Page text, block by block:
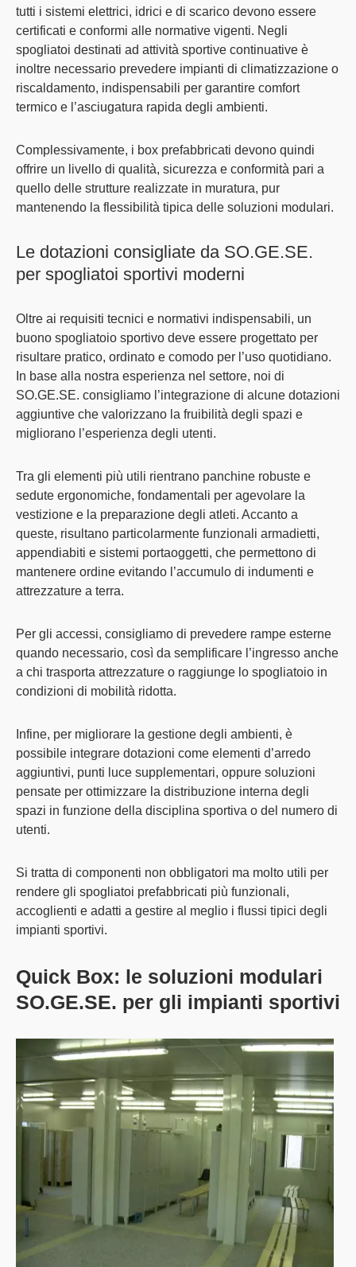
tutti i sistemi elettrici, idrici e di scarico devono essere
certificati e conformi alle normative vigenti. Negli
spogliatoi destinati ad attività sportive continuative è
inoltre necessario prevedere impianti di climatizzazione o
riscaldamento, indispensabili per garantire comfort
termico e l’asciugatura rapida degli ambienti.
Complessivamente, i box prefabbricati devono quindi
offrire un livello di qualità, sicurezza e conformità pari a
quello delle strutture realizzate in muratura, pur
mantenendo la flessibilità tipica delle soluzioni modulari.
Le dotazioni consigliate da SO.GE.SE.
per spogliatoi sportivi moderni
Oltre ai requisiti tecnici e normativi indispensabili, un
buono spogliatoio sportivo deve essere progettato per
risultare pratico, ordinato e comodo per l’uso quotidiano.
In base alla nostra esperienza nel settore, noi di
SO.GE.SE. consigliamo l’integrazione di alcune dotazioni
aggiuntive che valorizzano la fruibilità degli spazi e
migliorano l’esperienza degli utenti.
Tra gli elementi più utili rientrano panchine robuste e
sedute ergonomiche, fondamentali per agevolare la
vestizione e la preparazione degli atleti. Accanto a
queste, risultano particolarmente funzionali armadietti,
appendiabiti e sistemi portaoggetti, che permettono di
mantenere ordine evitando l’accumulo di indumenti e
attrezzature a terra.
Per gli accessi, consigliamo di prevedere rampe esterne
quando necessario, così da semplificare l’ingresso anche
a chi trasporta attrezzature o raggiunge lo spogliatoio in
condizioni di mobilità ridotta.
Infine, per migliorare la gestione degli ambienti, è
possibile integrare dotazioni come elementi d’arredo
aggiuntivi, punti luce supplementari, oppure soluzioni
pensate per ottimizzare la distribuzione interna degli
spazi in funzione della disciplina sportiva o del numero di
utenti.
Si tratta di componenti non obbligatori ma molto utili per
rendere gli spogliatoi prefabbricati più funzionali,
accoglienti e adatti a gestire al meglio i flussi tipici degli
impianti sportivi.
Quick Box: le soluzioni modulari
SO.GE.SE. per gli impianti sportivi